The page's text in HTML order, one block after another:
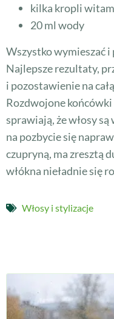
kilka kropli
20 ml wody
Wszystko wymieszać i
Najlepsze rezultaty,
i pozostawienie na
Rozdwojone
sprawiają, że włosy
na pozbycie się
czupryną, ma zresztą
włókna nieładnie się
Włosy i stylizacje